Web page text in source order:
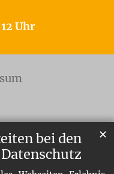
bei den
✕
Uhr